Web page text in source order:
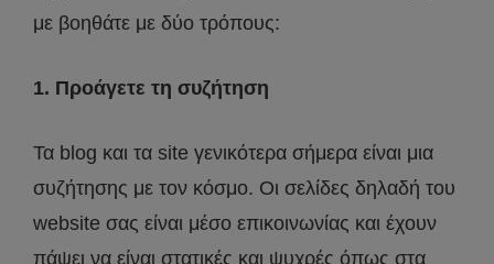
με βοηθάτε με δύο τρόπους:
1. Προάγετε τη συζήτηση
Τα blog και τα site γενικότερα σήμερα είναι μια
συζήτησης με τον κόσμο. Οι σελίδες δηλαδή του
website σας είναι μέσο επικοινωνίας και έχουν
πάψει να είναι στατικές και ψυχρές όπως στα